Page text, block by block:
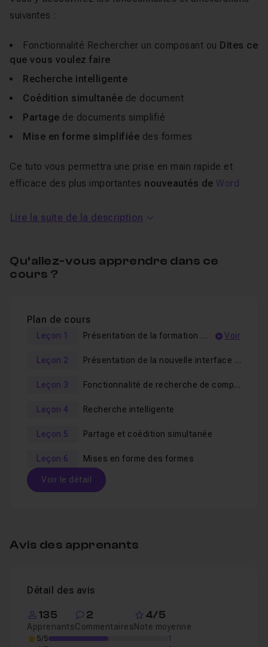
suivantes :
Fonctionnalité Rechercher un composant ou Dites ce
que vous voulez faire
Recherche intelligente
Coédition simultanée de document
Partage de documents simplifié
Mise en forme simplifiée des formes
Ce tuto vous permettra une prise en main rapide et
efficace des plus importantes nouveautés de Word
Lire la suite de la description
Qu’allez-vous apprendre dans ce
cours ?
Plan de cours
Leçon 1 Présentation de la formation Word 2016 Voir
Leçon 2 Présentation de la nouvelle interface de Word 2016
Leçon 3 Fonctionnalité de recherche de composants Word
Leçon 4 Recherche intelligente
Leçon 5 Partage et coédition simultanée
Leçon 6 Mises en forme des formes
Voir le détail
Leçon 2 Présentation de la nouvelle interface de Word
Avis des apprenants
Détail des avis
135
Apprenants
2
Commentaires
4/5
Note moyenne
5/5
1